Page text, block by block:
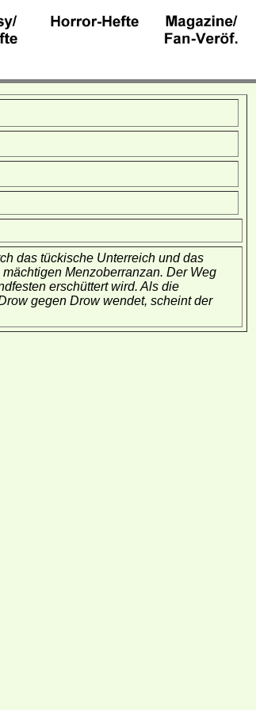
das tückische Unterreich und das
Menzoberranzan. Der Weg
erschüttert wird. Als die
gegen Drow wendet, scheint der